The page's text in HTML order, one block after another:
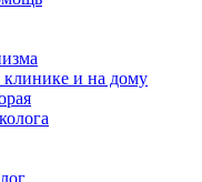
клинике и на дому